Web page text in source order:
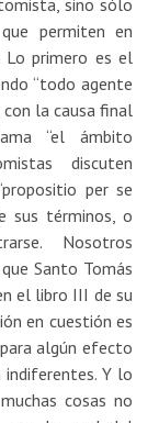
sino sólo
permiten en
Lo primero es el
“todo agente
la causa final
“el ámbito
discuten
per se
sus términos, o
Nosotros
Santo Tomás
el libro III de su
en cuestión es
algún efecto
Y lo
cosas no